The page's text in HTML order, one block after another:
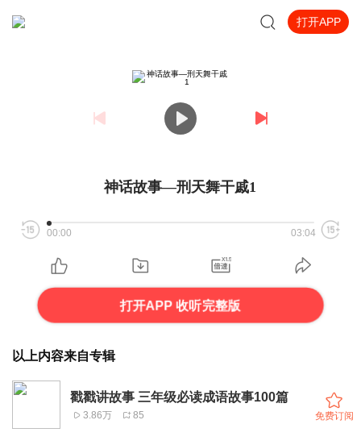
打开APP
神话故事—刑天舞干戚1
00:00 03:04
打开APP 收听完整版
以上内容来自专辑
戳戳讲故事 三年级必读成语故事100篇
3.86万 85 免费订阅